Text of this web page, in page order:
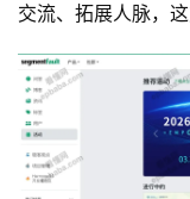
品
交流、拓展人脉，